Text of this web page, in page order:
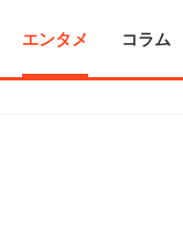
エンタメ コラム